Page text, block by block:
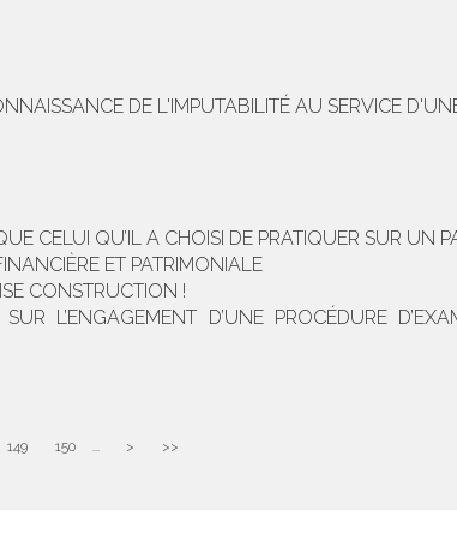
DE L'IMPUTABILITÉ AU SERVICE
CELUI QU’IL A CHOISI DE PRATIQUER SUR UN
ET PATRIMONIALE
CONSTRUCTION !
L’ENGAGEMENT D’UNE PROCÉDURE
149 150 ... > >>